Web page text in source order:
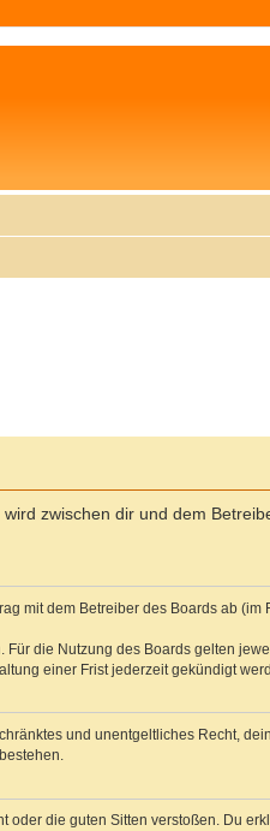
zwischen dir und dem
mit dem Betreiber des Boards ab
die Nutzung des Boards gelten
einer Frist jederzeit gekündigt
und unentgeltliches Recht,
die guten Sitten verstoßen. Du